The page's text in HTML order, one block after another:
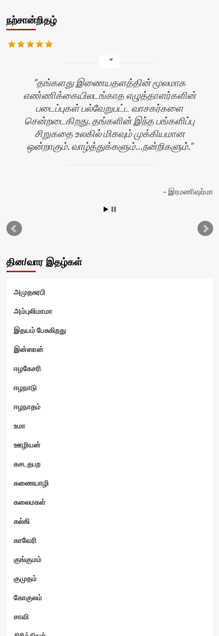
நற்சான்றிதழ்
தங்களது இணையதளத்தின் மூலமாக
எண்ணிக்கையிலடங்காத எழுத்தாளர்களின்
படைப்புகள் பல்வேறுபட்ட வாசகர்களை
சென்றடைகிறது. தங்களின் இந்த பங்களிப்பு
சிறுகதை உலகில் மிகவும் முக்கியமான
ஒன்றாகும். வாழ்த்துக்களும்…நன்றிகளும்.
இரமணிஷர்மா
தின/வார இதழ்கள்
அமுதசுரபி
அம்புலிமாமா
இதயம் பேசுகிறது
இன்ஸான்
ஈழகேசரி
ஈழநாடு
ஈழநாதம்
உமா
ஊழியன்
கசடதபற
கணையாழி
கலைமகள்
கல்கி
காவேரி
குங்குமம்
குமுதம்
கோகுலம்
சாவி